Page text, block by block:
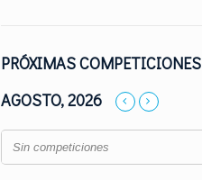
PRÓXIMAS COMPETICIONES
AGOSTO, 2026
Sin competiciones